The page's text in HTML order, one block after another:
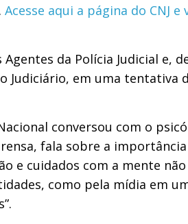
Acesse aqui a página do CNJ
da Polícia Judicial e,
em uma tentativa
conversou com o
fala sobre a
e cuidados com a mente
como pela mídia em